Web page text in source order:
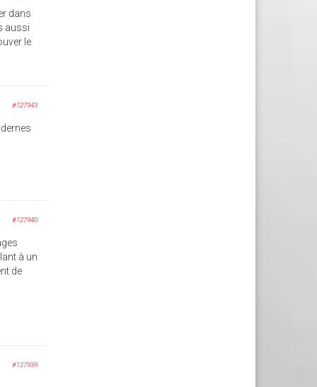
dans
aussi
le
#127943
#127940
à un
de
#127939